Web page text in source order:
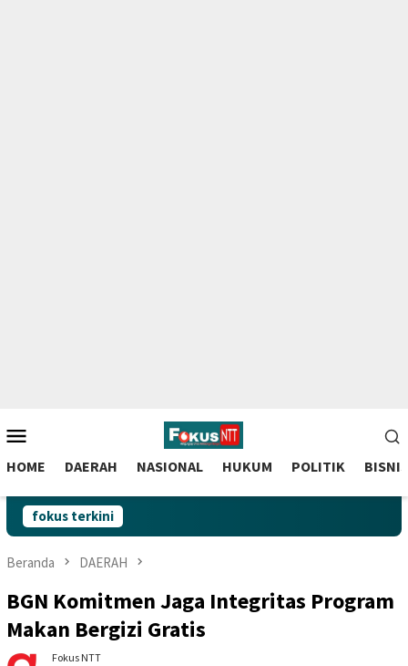
to
contentMobile
HOME DAERAH NASIONAL HUKUM POLITIK BISNIS
fokus terkini
Beranda DAERAH
BGN Komitmen Jaga Integritas Program
Makan Bergizi Gratis
Fokus NTT